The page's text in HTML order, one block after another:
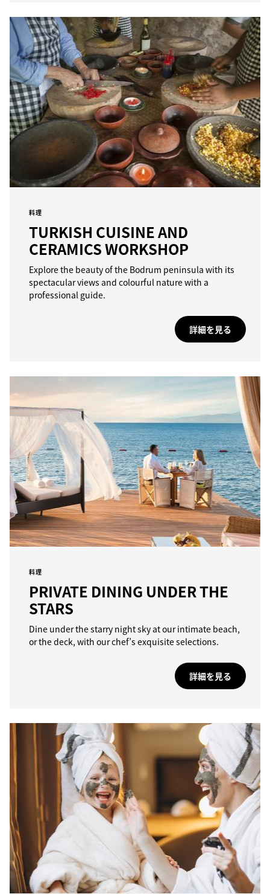
料理
TURKISH CUISINE AND
CERAMICS WORKSHOP
Explore the beauty of the Bodrum peninsula with its
spectacular views and colourful nature with a
professional guide.
詳細を見る
料理
PRIVATE DINING UNDER THE
STARS
Dine under the starry night sky at our intimate beach,
or the deck, with our chef’s exquisite selections.
詳細を見る